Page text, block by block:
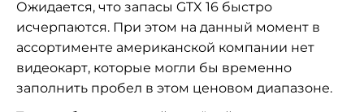
Ожидается, что запасы GTX 16 быстро
исчерпаются. При этом на данный момент в
ассортименте американской компании нет
видеокарт, которые могли бы временно
заполнить пробел в этом ценовом диапазоне.